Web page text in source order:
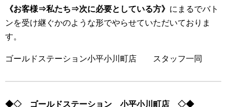
《お客様⇒私たち⇒次に必要としている方》 にまるでバト
ンを受け継ぐかのような形でやらせていただいておりま
す。
ゴールドステーション小平小川町店 スタッフ一同
◆◇ ゴールドステーション 小平小川町店 ◇◆